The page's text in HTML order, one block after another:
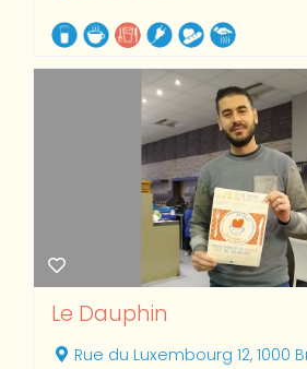
Le Dauphin
Rue du Luxembourg 12, 1000